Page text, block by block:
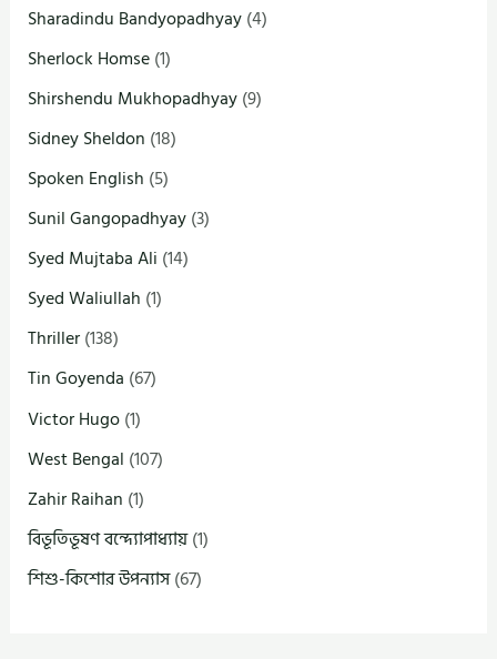
Sharadindu Bandyopadhyay(4)
Sherlock Homse(1)
Shirshendu Mukhopadhyay(9)
Sidney Sheldon (18)
Spoken English (5)
Sunil Gangopadhyay(3)
Syed Mujtaba Ali (14)
Syed Waliullah (1)
Thriller(138)
Tin Goyenda (67)
Victor Hugo(1)
West Bengal (107)
Zahir Raihan (1)
বিভূতিভূষণ বন্দ্যোপাধ্যায়(1)
শিশু-কিশোর উপন্যাস(67)